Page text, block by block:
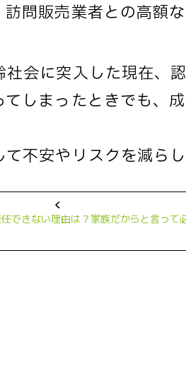
問販売業者との高額
会に突入した現在、
しまったときでも、
不安やリスクを減らし
できない理由は？家族だからと言って